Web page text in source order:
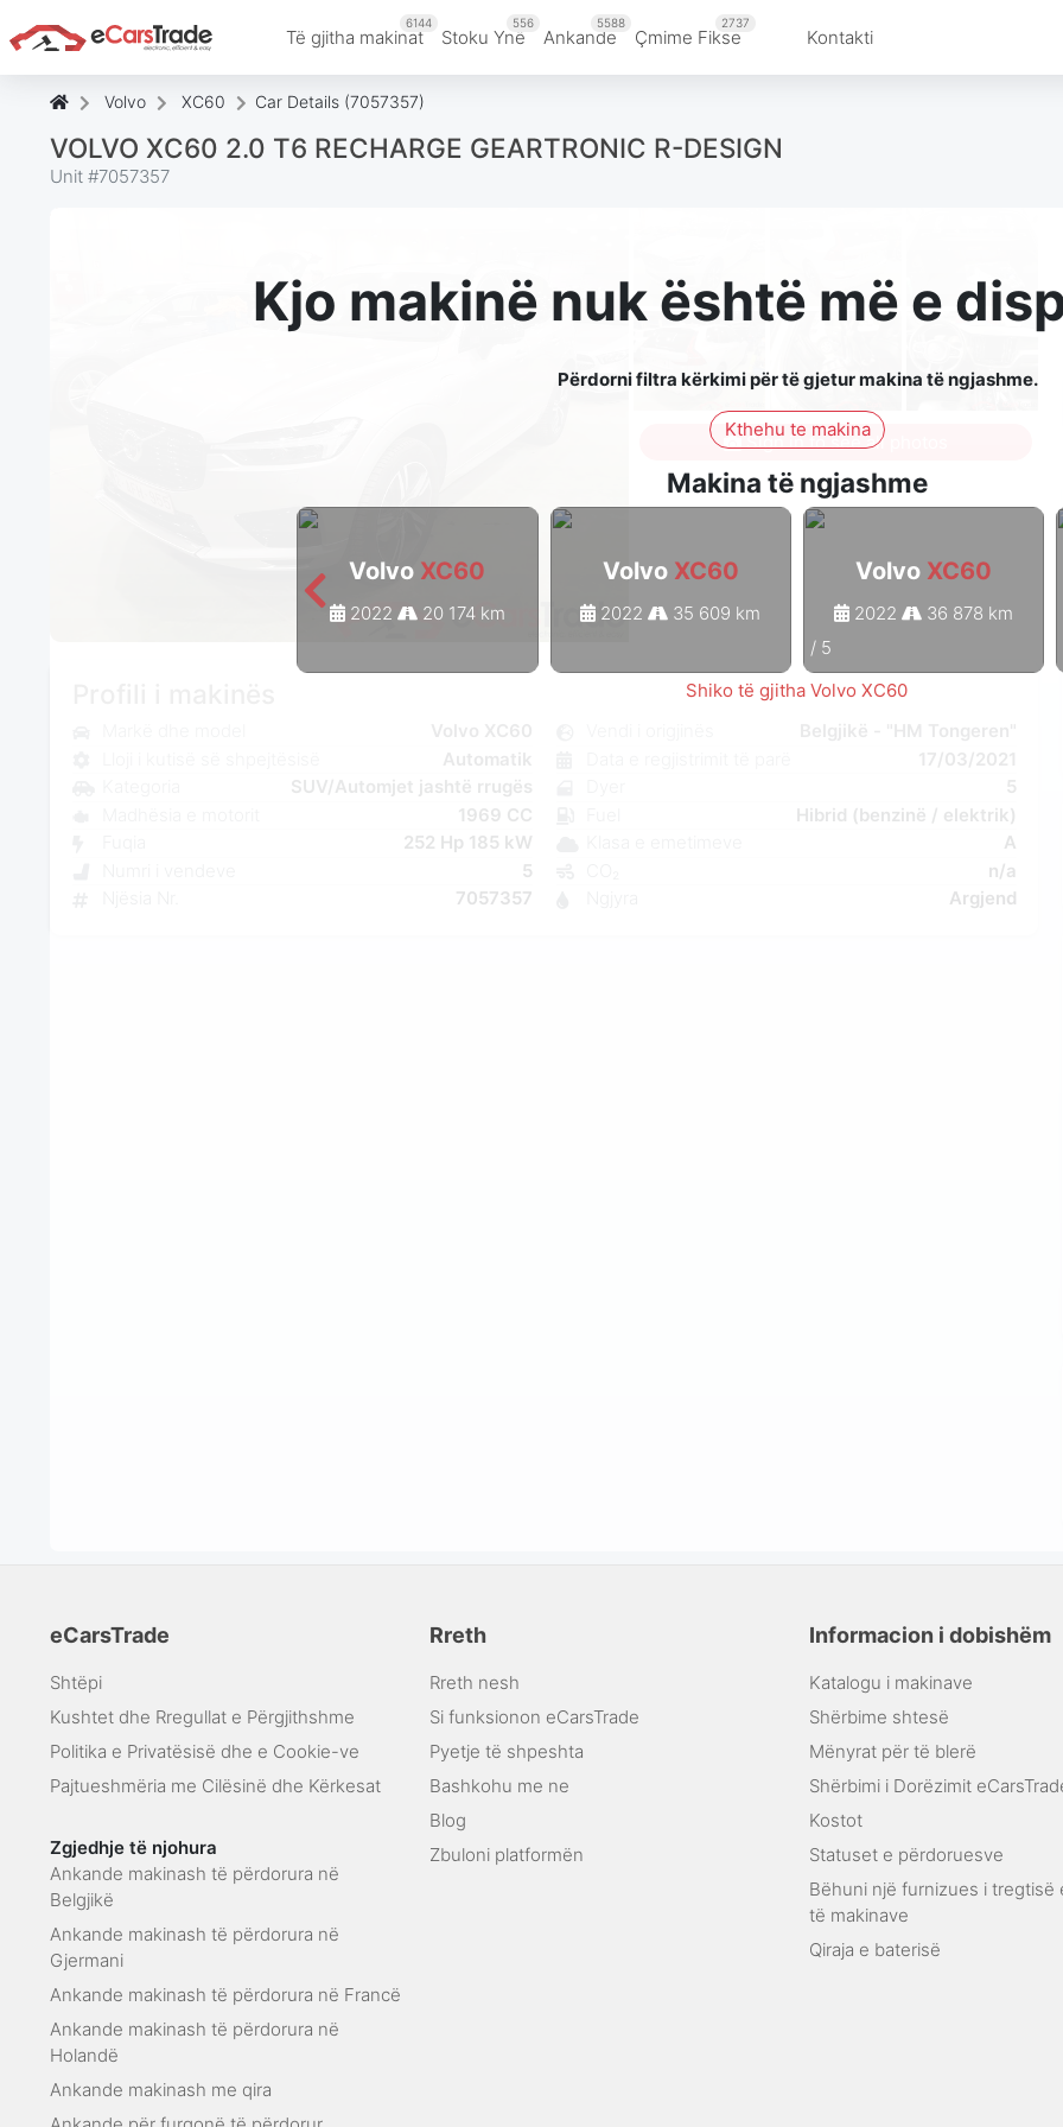
Të gjitha makinat
6144
Stoku Ynë
556
Ankande
5588
Çmime Fikse
2737
Kontakti
Volvo XC60 Car Details (7057357)
VOLVO XC60 2.0 T6 RECHARGE GEARTRONIC R-DESIGN
Unit #7057357
Kjo makinë nuk është më e
Përdorni filtra kërkimi për të gjetur makina të ngjashme.
Kthehu te makina
Makina të ngjashme
Volvo XC60
2022 20 174 km
Volvo XC60
2022 35 609 km
Volvo XC60
2022 36 878 km
/ 5
Shiko të gjitha Volvo XC60
Sign in to see all photos
SUV/Automjet jashtë rrugës
1969 CC
252 Hp 185 kW
5
7057357
5
Hibrid (benzinë / elektrik)
A
n/a
Argjend
eCarsTrade
Shtëpi
Kushtet dhe Rregullat e Përgjithshme
Politika e Privatësisë dhe e Cookie-ve
Pajtueshmëria me Cilësinë dhe Kërkesat
Zgjedhje të njohura
Ankande makinash të përdorura në
Belgjikë
Ankande makinash të përdorura në
Gjermani
Ankande makinash të përdorura në Francë
Ankande makinash të përdorura në
Holandë
Ankande makinash me qira
Rreth
Rreth nesh
Si funksionon eCarsTrade
Pyetje të shpeshta
Bashkohu me ne
Blog
Zbuloni platformën
Informacion i dobishëm
Katalogu i makinave
Shërbime shtesë
Mënyrat për të blerë
Shërbimi i Dorëzimit
Kostot
Statuset e përdoruesve
Bëhuni një furnizues i tregtisë
të makinave
Qiraja e baterisë